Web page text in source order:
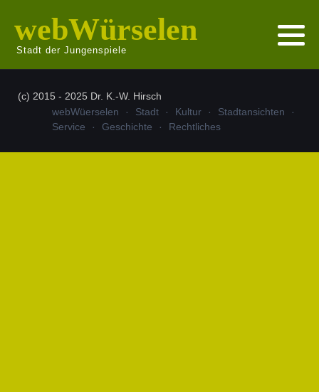
webWürselen
Stadt der Jungenspiele
(c) 2015 - 2025 Dr. K.-W. Hirsch
webWüerselen
Stadt Kultur
Stadtansichten
Service
Geschichte Rechtliches